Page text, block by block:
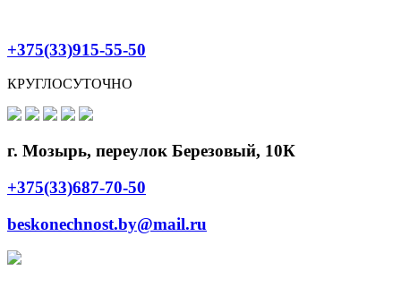
+375(33)915-55-50
КРУГЛОСУТОЧНО
г. Мозырь, переулок Березовый, 10К
+375(33)687-70-50
beskonechnost.by@mail.ru